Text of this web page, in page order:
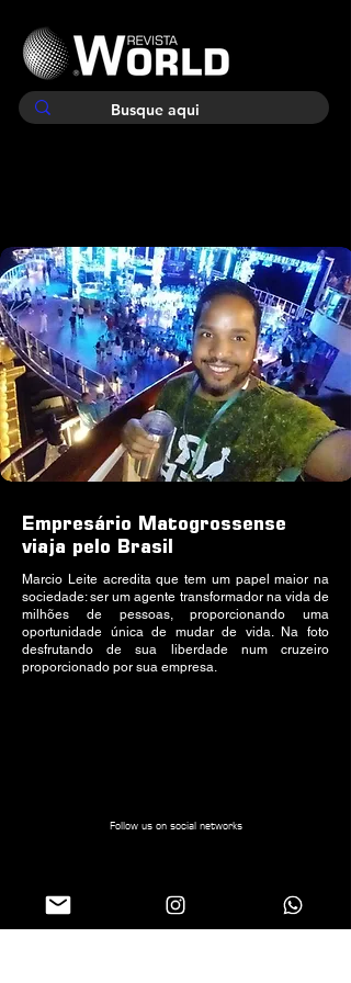
Empresário Matogrossense
viaja pelo Brasil
Marcio Leite acredita que tem um papel maior na
sociedade: ser um agente transformador na vida de
milhões de pessoas, proporcionando uma
oportunidade única de mudar de vida. Na foto
desfrutando de sua liberdade num cruzeiro
proporcionado por sua empresa.
Follow us on social networks